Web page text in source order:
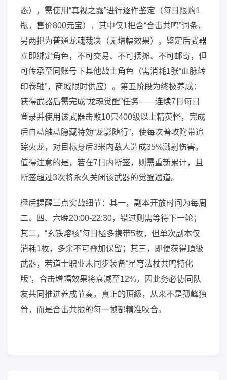
态），需使用“真视之露”进行逐件鉴定（每日限购1
瓶，售价800元宝），其中仅1把含“合击共鸣”词条，
另两把为普通龙魂裁决（无增幅效果）。鉴定后武器
立即绑定角色，不可交易、不可摆摊、不可邮寄，但
可传承至同账号下其他战士角色（需消耗1张“血脉转
印卷轴”，商城限时供应）。第五阶段为终极养成：
获得武器后需完成“龙魂觉醒”任务——连续7日每日
登录并使用该武器击败10只400级以上精英怪，完成
后自动触动隐藏特効“龙影随行”，使每次普攻附带追
踪火龙，对目标身后3米内敌人造成35%溅射伤害。
值得注意的是，若在7日内断签，则需重新累计，且
断签超过3次将永久关闭该武器的觉醒通道。
極后提醒三点实战细节：其一，副本开放时间为每周
二、四、六晚20:00-22:30，错过则需等待下一轮；
其二，“玄铁熔核”每日極多携带5枚，但单次副本仅
消耗1枚，多余不可叠加保留；其三，即便获得頂級
武器，若道士职业未同步装备“星穹法杖共鸣特化
版”，合击增幅效果将衰减至12%，因此务必协同队
友共同推进养成节奏。真正的頂級，从来不是孤峰独
耸，而是合击共振的每一帧都精准咬合。